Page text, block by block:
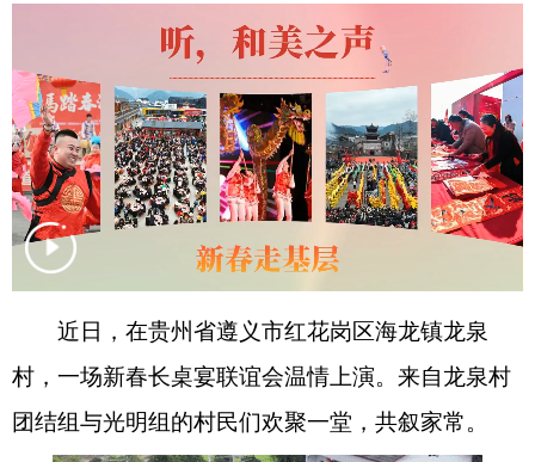
近日，在贵州省遵义市红花岗区海龙镇龙泉
村，一场新春长桌宴联谊会温情上演。来自龙泉村
团结组与光明组的村民们欢聚一堂，共叙家常。